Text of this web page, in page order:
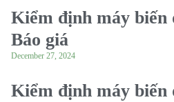
Kiểm định máy biến
Báo giá
December 27, 2024
Kiểm định máy biến